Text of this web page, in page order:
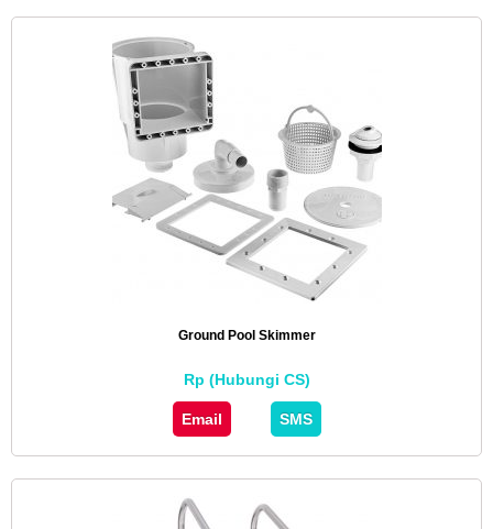
Ground Pool Skimmer
Rp (Hubungi CS)
Email SMS